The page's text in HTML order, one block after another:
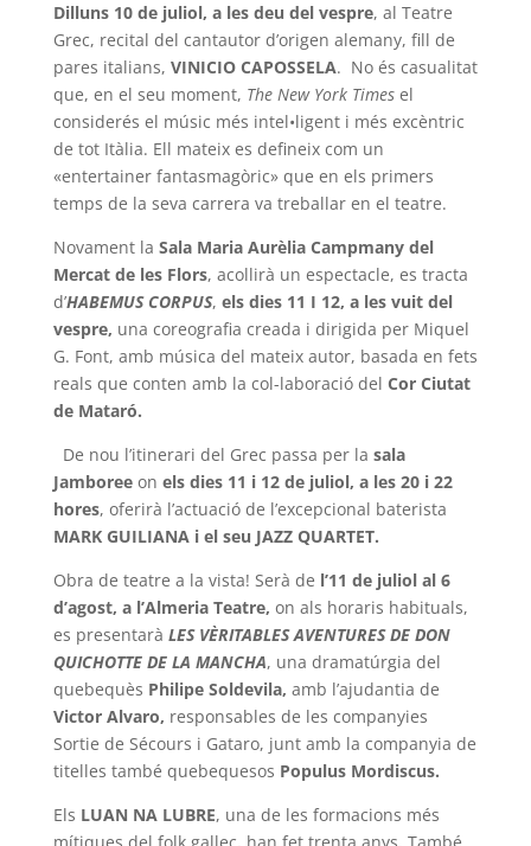
Dilluns 10 de juliol, a les deu del vespre, al Teatre
Grec, recital del cantautor d’origen alemany, fill de
pares italians, VINICIO CAPOSSELA. No és casualitat
que, en el seu moment, The New York Timesel
considerés el músic més intel•ligent i més excèntric
de tot Itàlia. Ell mateix es defineix com un
«entertainer fantasmagòric» que en els primers
temps de la seva carrera va treballar en el teatre.
Novament la Sala Maria Aurèlia Campmany del
Mercat de les Flors, acollirà un espectacle, es tracta
d’HABEMUS CORPUS, els dies 11 I 12, a les vuit del
vespre, una coreografia creada i dirigida per Miquel
G. Font, amb música del mateix autor, basada en fets
reals que conten amb la col-laboració del Cor Ciutat
de Mataró.
De nou l’itinerari del Grec passa per la sala
Jamboreeon els dies 11 i 12 de juliol, a les 20 i 22
hores, oferirà l’actuació de l’excepcional baterista
MARK GUILIANA i el seu JAZZ QUARTET.
Obra de teatre a la vista! Serà de l’11 de juliol al 6
d’agost, a l’Almeria Teatre, on als horaris habituals,
es presentarà LES VÈRITABLES AVENTURES DE DON
QUICHOTTE DE LA MANCHA, una dramatúrgia del
quebequès Philipe Soldevila, amb l’ajudantia de
Victor Alvaro, responsables de les companyies
Sortie de Sécours i Gataro, junt amb la companyia de
titelles també quebequesos Populus Mordiscus.
Els LUAN NA LUBRE, una de les formacions més